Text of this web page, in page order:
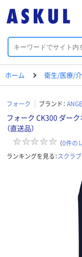
ホーム 衛生/医療/
フォーク ブランド：
フォーク CK300 ダー
（直送品）
（0件の
ランキングを見る：スクラブ